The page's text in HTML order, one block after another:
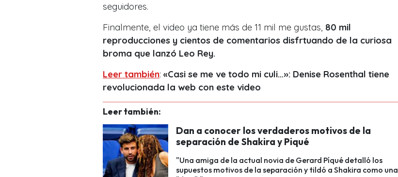
seguidores.
Finalmente, el video ya tiene más de 11 mil me gustas, 80 mil
reproducciones y cientos de comentarios disfrtuando de la curiosa
broma que lanzó Leo Rey.
Leer también: «Casi se me ve todo mi culi…»: Denise Rosenthal tiene
revolucionada la web con este video
Leer también:
Dan a conocer los verdaderos motivos de la
separación de Shakira y Piqué
"Una amiga de la actual novia de Gerard Píqué detalló los
supuestos motivos de la separación y tildó a Shakira como una